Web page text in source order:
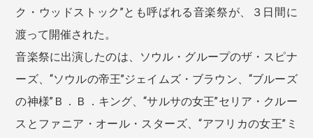
ク・ウッドストック”とも呼ばれる音楽祭が、３日間に
渡って開催された。
音楽祭に出演したのは、ソウル・グループのザ・スピナ
ーズ、“ソウルの帝王”ジェイムズ・ブラウン、“ブルーズ
の神様”Ｂ．Ｂ．キング、“サルサの女王”セリア・クルー
スとファニア・オール・スターズ、“アフリカの女王”ミ